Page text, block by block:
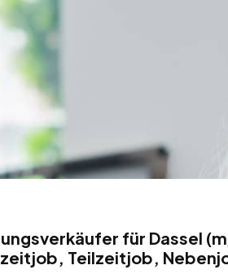
für Dassel
Teilzeitjob,